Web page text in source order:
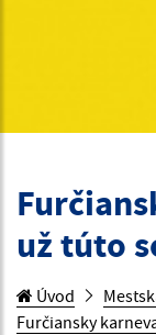
už túto
Úvod
Furčiansky